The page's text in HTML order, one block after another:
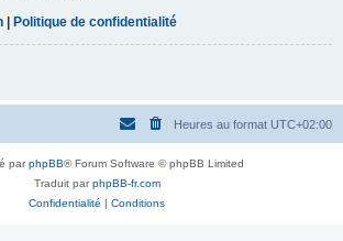
| Politique de confidentialité
Heures au format UTC+02:00
parphpBB® Forum Software © phpBB Limited
Traduit parphpBB-fr.com
Confidentialité | Conditions